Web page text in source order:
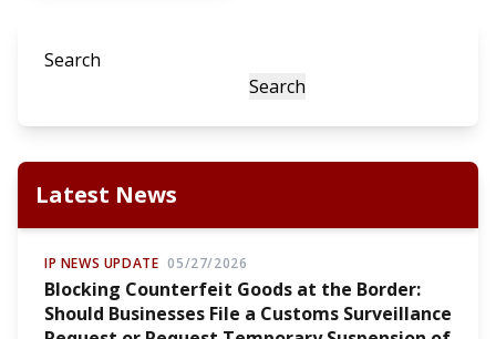
Search
Search
Latest News
IP NEWS UPDATE 05/27/2026
Blocking Counterfeit Goods at the Border:
Should Businesses File a Customs Surveillance